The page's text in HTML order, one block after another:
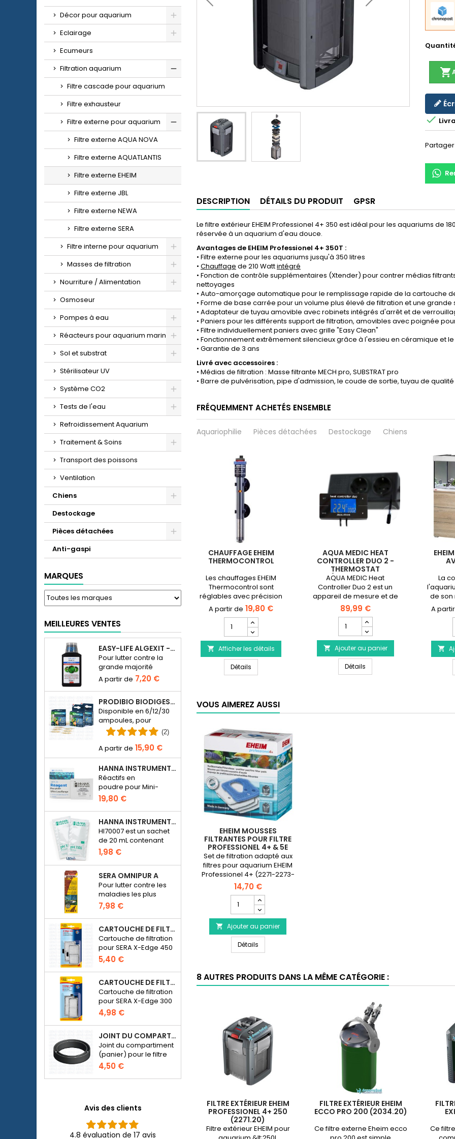
Décor pour aquarium
Eclairage
Ecumeurs
Filtration aquarium
Filtre cascade pour aquarium
Filtre exhausteur
Filtre externe pour aquarium
Filtre externe AQUA NOVA
Filtre externe AQUATLANTIS
Filtre externe EHEIM
Filtre externe JBL
Filtre externe NEWA
Filtre externe SERA
Filtre interne pour aquarium
Masses de filtration
Nourriture / Alimentation
Osmoseur
Pompes à eau
Réacteurs pour aquarium marin
Sol et substrat
Stérilisateur UV
Système CO2
Tests de l'eau
Refroidissement Aquarium
Traitement & Soins
Transport des poissons
Ventilation
Chiens
Destockage
Pièces détachées
Anti-gaspi
MARQUES
MEILLEURES VENTES
EASY-LIFE ALGEXIT - ANTI-ALGUES POUR AQUARIUM
Pour lutter contre la
grande majorité
d’espèces d’algues
dans l’aquarium d’eau
douce.
7,20 €
PRODIBIO BIODIGEST - 6/12/30 AMPOULES
Disponible en 6/12/30
ampoules, pour
ensemencer en
bactériens un
aquarium d’eau de
mer ou d’eau douce.
(2)
15,90 €
HANNA INSTRUMENTS HI774-25 POUR PHOTOMÈTRE PHOSPHATE HI774
Réactifs en
poudre pour Mini-
photomètre Checker
HC Phosphate
(HI774), 25 tests
19,80 €
HANNA INSTRUMENTS HI70007 - SOLUTION D'ÉTALONNAGE PH 7.01 POUR PH-MÈTRE ÉLECTRONIQUE
HI70007 est un sachet
de 20 mL contenant
une solution d'un pH de
7.01 pour étalonner les
pH-mètres
électroniques
1,98 €
SERA OMNIPUR A
Pour lutter contre les
maladies les plus
courantes des
poissons d’ornement
d’eau douce.
7,98 €
CARTOUCHE DE FILTRATION BLANCHE POUR SERA X-EDGE 450 - 2 PIÈCES
Cartouche de filtration
pour SERA X-Edge 450
5,40 €
CARTOUCHE DE FILTRATION BLANCHE POUR SERA X-EDGE 300 - 2 PIÈCES
Cartouche de filtration
pour SERA X-Edge 300
4,98 €
JOINT DU COMPARTIMENT POUR MÉDIA DE FILTRATION - FILTRE SERA FIL BIOACTIVE 250 AU 400+UV ET UVC-XTREME 800 OU 1200
Joint du compartiment
(panier) pour le filtre
externe SERA Fil
Bioactive 250, 250+UV,
400+UV et UVC-
4,50 €
Avis des clients
4.8 évaluation de 17 avis
shopping_cart

Partager
DESCRIPTION DÉTAILS DU PRODUIT GPSR
Le filtre extérieur EHEIM Professionel 4+ 350 est idéal pour les aquariums de
réservée à un aquarium d'eau douce.
Avantages de EHEIM Professionel 4+ 350T :
• Filtre externe pour les aquariums jusqu'à 350 litres
• Chauffage de 210 Wattintégré
• Fonction de contrôle supplémentaires (Xtender) pour contrer médias
nettoyages
• Auto-amorçage automatique pour le remplissage rapide de la cartouche
• Forme de base carrée pour un volume plus élevé de filtration et une grande
• Adaptateur de tuyau amovible avec robinets intégrés d'arrêt et de
• Paniers pour les différents support de filtration, amovibles avec poignée
• Filtre individuellement paniers avec grille "Easy Clean"
• Fonctionnement extrêmement silencieux grâce à l'essieu en céramique et
• Garantie de 3 ans
Livré avec accessoires :
• Médias de filtration : Masse filtrante MECH pro, SUBSTRAT pro
• Barre de pulvérisation, pipe d'admission, le coude de sortie, tuyau de
FRÉQUEMMENT ACHETÉS ENSEMBLE
Aquariophilie Pièces détachées Destockage Chiens
CHAUFFAGE EHEIM
THERMOCONTROL
Les chauffages EHEIM
Thermocontrol sont
réglables avec précision
de 18° à 34°C de votre
aquarium eau douce ou
eau de mer.✓ Disponible
en puissance de 25 watts
à 300 watts.
19,80 €
quantité
du
produit
Chauffage
EHEIM
Thermocontrol
 Afficher les détails
Détails Chauffage EHEIM Thermocontrol
AQUA MEDIC HEAT
CONTROLLER DUO 2 -
THERMOSTAT
NUMÉRIQUE AQUARIUM
AQUA MEDIC Heat
Controller Duo 2 est un
appareil de mesure et de
réglage du chauffage
classique ou dans le sol.La
précision de la mesure se
situe à 0,1 ºC.
89,99 €
quantité
du
produit
AQUA
MEDIC
Heat
-
 Ajouter au panier
Détails AQUA MEDIC Heat
La
de son
250

VOUS AIMEREZ AUSSI
EHEIM MOUSSES
FILTRANTES POUR FILTRE
PROFESSIONEL 4+ & 5E
350
Set de filtration adapté aux
filtres pour aquarium EHEIM
Professionel 4+ (2271-2273-
2274-2275) et 5e WiFi
(2274) composé d'1
mousse bleue pré-
découpée et 4 ouates
filtrantes blanches.
14,70 €
quantité
du
produit
EHEIM
Mousses
Filtrantes
Filtre
Professionel
350
 Ajouter au panier
DétailsEHEIM Mousses Filtrantes pour Filtre Professionel 4+ & 5e 350
8 AUTRES PRODUITS DANS LA MÊME CATÉGORIE :
FILTRE EXTÉRIEUR EHEIM
PROFESSIONEL 4+ 250
(2271.20)
Filtre extérieur EHEIM pour
FILTRE EXTÉRIEUR EHEIM
ECCO PRO 200 (2034.20)
Ce filtre externe Eheim ecco
Ce